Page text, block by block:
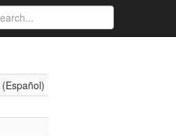
(Español)